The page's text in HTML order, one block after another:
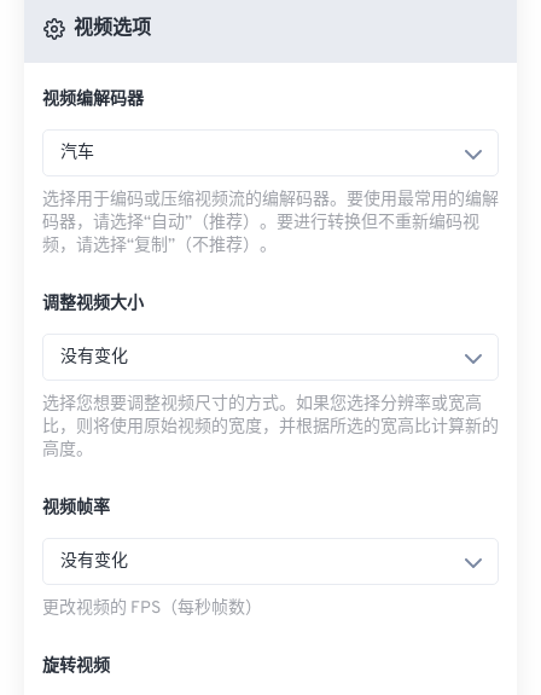
视频选项
视频编解码器
汽车
选择用于编码或压缩视频流的编解码器。要使用最常用的编解
码器，请选择“自动”（推荐）。要进行转换但不重新编码视
频，请选择“复制”（不推荐）。
调整视频大小
没有变化
选择您想要调整视频尺寸的方式。如果您选择分辨率或宽高
比，则将使用原始视频的宽度，并根据所选的宽高比计算新的
高度。
视频帧率
没有变化
更改视频的 FPS（每秒帧数）
旋转视频